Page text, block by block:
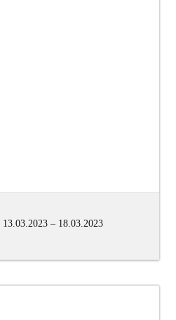
13.03.2023 – 18.03.2023